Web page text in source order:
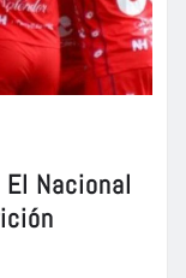
El Nacional